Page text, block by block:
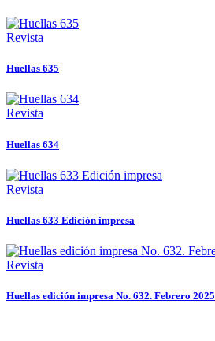
Revista
Huellas 635
Revista
Huellas 634
Revista
Huellas 633 Edición impresa
Revista
Huellas edición impresa No. 632. Febrero 2025